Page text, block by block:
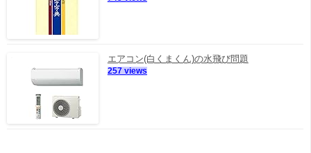
エアコン(白くまくん)の水飛び問題
257 views